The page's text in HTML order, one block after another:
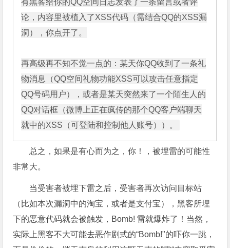
论，内容里被植入了XSS代码（需结合QQ的XSS漏
洞），你点开了。
再高级再不知不觉一点的：某天你QQ收到了一条礼
物消息（QQ空间礼物功能XSS可以攻击任意指定
QQ号码用户），或者是某天突然来了一个陌生人的
QQ对话框（微博上正在疯传的那个QQ客户端聊天
总之，如果是有心而为之，你！，被埋雷的可能性
非常大。
当受害者被埋下雷之后，受害者再次访问目标站
（比如本次漏洞中的淘宝，或者是支付宝），黑客所埋
下的恶意代码就会被触发，Bomb! 雷就爆炸了！当然，
实际上黑客不大可能去恶作剧式的“Bomb!"的吓你一跳，